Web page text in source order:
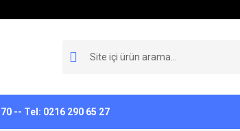
-- Tel: 0216 290 65 27